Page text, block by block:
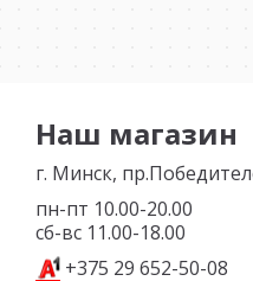
Наш магазин
г. Минск,
пн-пт 10.00-20.00
сб-вс 11.00-18.00
+375 29 652-50-08